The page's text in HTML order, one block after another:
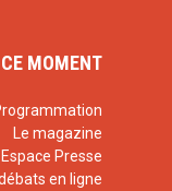
MOMENT
Le magazine
Espace Presse
débats en ligne